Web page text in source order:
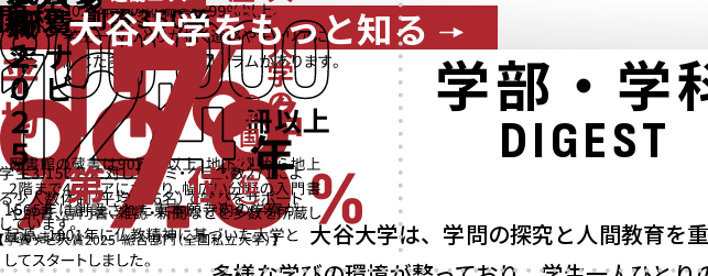
大谷大学をもっと知る
学部・学
DIGEST
大谷大学は、学問の探究と人間教育を